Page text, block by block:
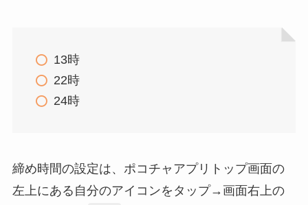
13時
22時
24時
締め時間の設定は、ポコチャアプリトップ画面の
左上にある自分のアイコンをタップ→画面右上の